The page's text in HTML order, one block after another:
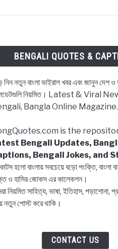
BENGALI QUOTES &
নিন নতুন বাংলা ভাইরাল খবর এবং জানুন দেশ ও
নিয়মিত। Latest & Viral
Bangla Online Magazine.
is the
Bengali Updates,
Bengali Jokes, and
হলো বাংলায় সবচেয়ে বড়ো পংক্তি, বাংলা
ও হাসির জোকস এর কালেকশন।
নিয়মিত সাহিত্য, ভাষা, ইতিহাস, পড়াশোনা,
নতুন পোস্ট করে থাকি।
CONTACT US